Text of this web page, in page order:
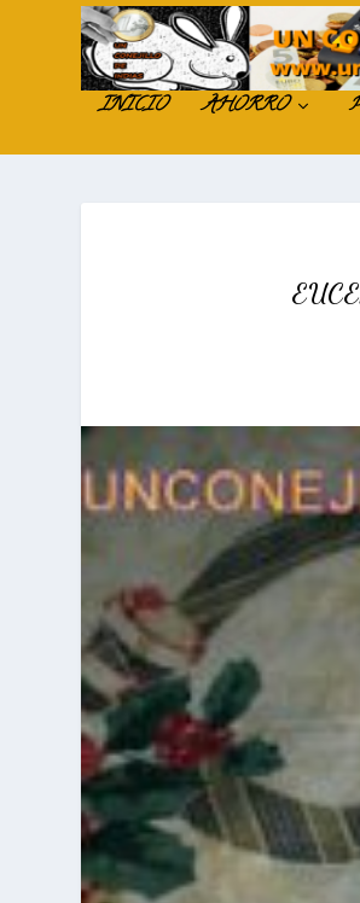
INICIO AHORRO